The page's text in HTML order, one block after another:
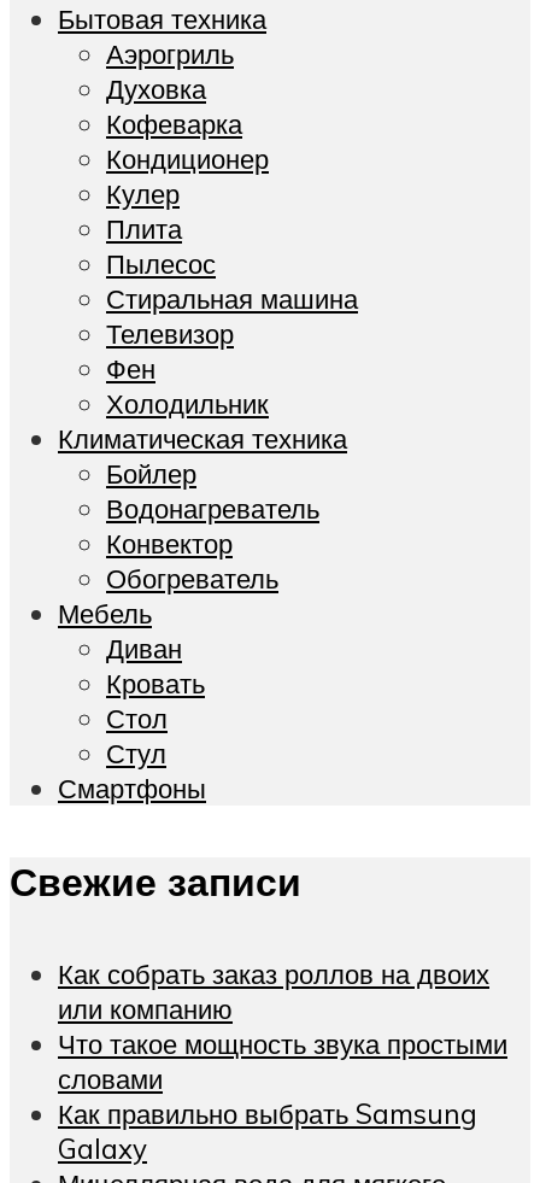
Бытовая техника
Аэрогриль
Духовка
Кофеварка
Кондиционер
Кулер
Плита
Пылесос
Стиральная машина
Телевизор
Фен
Холодильник
Климатическая техника
Бойлер
Водонагреватель
Конвектор
Обогреватель
Мебель
Диван
Кровать
Стол
Стул
Смартфоны
Свежие записи
Как собрать заказ роллов на двоих
или компанию
Что такое мощность звука простыми
словами
Как правильно выбрать Samsung
Galaxy